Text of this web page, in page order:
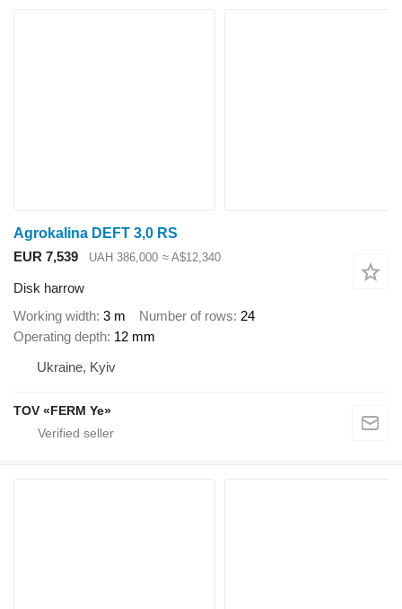
Agrokalina DEFT 3,0 RS
EUR 7,539
UAH 386,000 ≈ A$12,340
Disk harrow
Working width 3 m Number of rows 24
Operating depth 12 mm
Ukraine, Kyiv
TOV «FERM Ye»